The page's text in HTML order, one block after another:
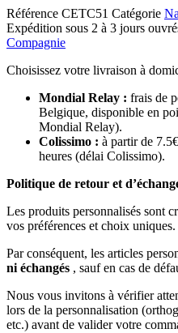
Référence CETC51 Catégorie
Expédition sous 2 à 3 jours
Compagnie
Choisissez votre livraison à
Mondial Relay : frais de
Belgique, disponible en
Mondial Relay).
Colissimo : à partir de
heures (délai Colissimo).
Politique de retour et
Les produits personnalisés sont
vos préférences et choix uniques.
Par conséquent, les articles
ni échangés , sauf en cas de
Nous vous invitons à vérifier
lors de la personnalisation
etc.) avant de valider votre